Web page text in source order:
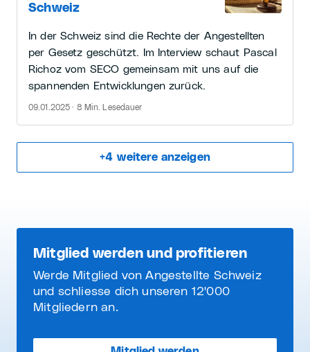
Schweiz
In der Schweiz sind die Rechte der Angestellten
per Gesetz geschützt. Im Interview schaut Pascal
Richoz vom SECO gemeinsam mit uns auf die
spannenden Entwicklungen zurück.
09.01.2025 · 8 Min. Lesedauer
+4 weitere anzeigen
Mitglied werden und profitieren
Werde Mitglied von Angestellte Schweiz
und schliesse dich unseren 12'000
Mitgliedern an.